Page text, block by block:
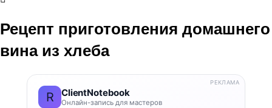
Рецепт приготовления домашнего
вина из хлеба
R ClientNotebook
Онлайн-запись для мастеров
РЕКЛАМА